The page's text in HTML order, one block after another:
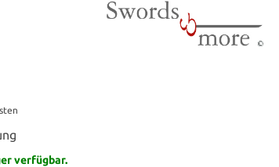
verfügbar.